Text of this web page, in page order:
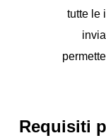
tutte le
Requisiti